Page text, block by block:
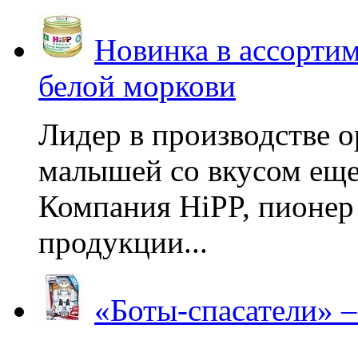
Новинка в
белой моркови
Лидер в производстве
малышей со вкусом
Компания HiPP, пионер
продукции...
«Боты-спасатели»